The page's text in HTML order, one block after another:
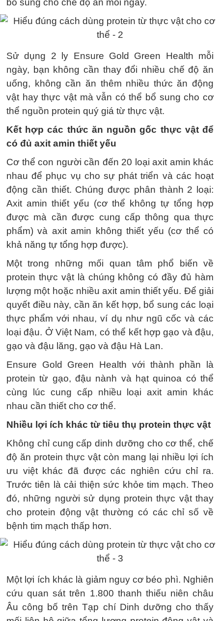
bổ sung cho chế độ ăn mỗi ngày.
Sử dụng 2 ly Ensure Gold Green Health mỗi
ngày, bạn không cần thay đổi nhiều chế độ ăn
uống, không cần ăn thêm nhiều thức ăn động
vật hay thực vật mà vẫn có thể bổ sung cho cơ
thể nguồn protein quý giá từ thực vật.
Kết hợp các thức ăn nguồn gốc thực vật để
có đủ axit amin thiết yếu
Cơ thể con người cần đến 20 loại axit amin khác
nhau để phục vụ cho sự phát triển và các hoạt
động cần thiết. Chúng được phân thành 2 loại:
Axit amin thiết yếu (cơ thể không tự tổng hợp
được mà cần được cung cấp thông qua thực
phẩm) và axit amin không thiết yếu (cơ thể có
khả năng tự tổng hợp được).
Một trong những mối quan tâm phổ biến về
protein thực vật là chúng không có đầy đủ hàm
lượng một hoặc nhiều axit amin thiết yếu. Để giải
quyết điều này, cần ăn kết hợp, bổ sung các loại
thực phẩm với nhau, ví dụ như ngũ cốc và các
loại đậu. Ở Việt Nam, có thể kết hợp gạo và đậu,
gạo và đậu lăng, gạo và đậu Hà Lan.
Ensure Gold Green Health với thành phần là
protein từ gạo, đậu nành và hạt quinoa có thể
cùng lúc cung cấp nhiều loại axit amin khác
nhau cần thiết cho cơ thể.
Nhiều lợi ích khác từ tiêu thụ protein thực vật
Không chỉ cung cấp dinh dưỡng cho cơ thể, chế
độ ăn protein thực vật còn mang lại nhiều lợi ích
ưu việt khác đã được các nghiên cứu chỉ ra.
Trước tiên là cải thiện sức khỏe tim mạch. Theo
đó, những người sử dụng protein thực vật thay
cho protein động vật thường có các chỉ số về
bệnh tim mạch thấp hơn.
Một lợi ích khác là giảm nguy cơ béo phì. Nghiên
cứu quan sát trên 1.800 thanh thiếu niên châu
Âu công bố trên Tạp chí Dinh dưỡng cho thấy